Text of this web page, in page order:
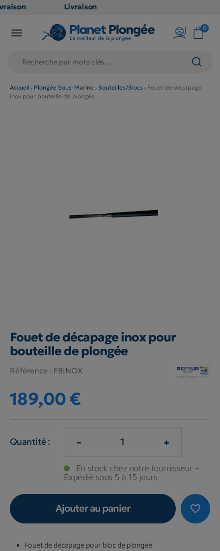
Livraison
en point
79€
(hors
produits
 0
Accueil Plongée Sous-Marine Bouteilles/Blocs
Fouet de décapage
inox pour bouteille de plongée
Fouet de décapage inox pour
bouteille de plongée
Référence : FBINOX
189,00 €
Quantité : - +
En stock chez notre fournisseur -
Expédié sous 5 à 15 jours
favorite_border
Ajouter au panier
Fouet de décapage pour bloc de plongée